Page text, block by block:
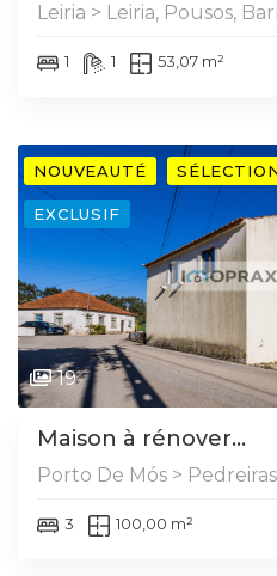
Leiria > Leiria, Pousos,
1 1 53,07 m²
NOUVEAUTÉ
EXCLUSIF
19
Maison à rénover...
Porto De Mós > Pedreiras
3 100,00 m²